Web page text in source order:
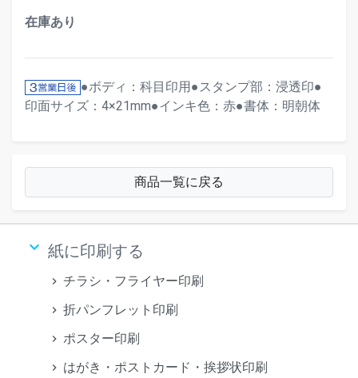
在庫あり
●ボディ：科目印用●スタンプ部：浸透印●
印面サイズ：4×21mm●インキ色：赤●書体：明朝体
商品一覧に戻る
keyboard_arrow_down 紙に印刷する
チラシ・フライヤー印刷
折パンフレット印刷
ポスター印刷
はがき・ポストカード・挨拶状印刷